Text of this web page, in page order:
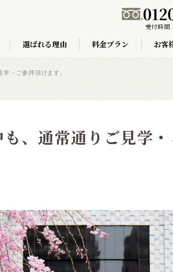
受付時間
選ばれる理由 料金プラン お客
・ご参拝頂けます。
、通常通りご見学